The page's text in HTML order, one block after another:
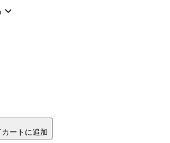
ートに追加